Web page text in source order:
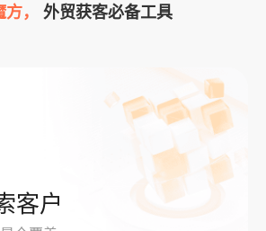
， 外贸获客必备工具
客户